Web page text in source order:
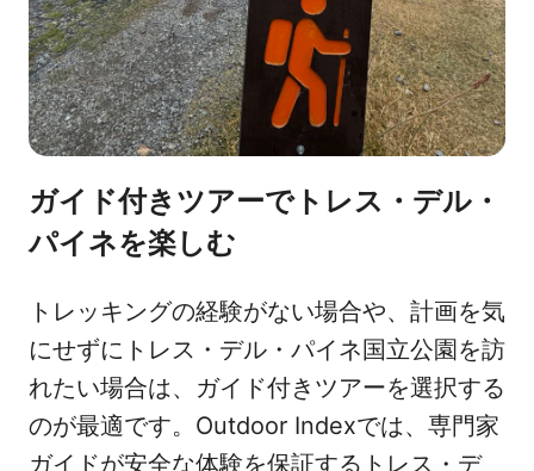
ガイド付きツアーでトレス・デル・
パイネを楽しむ
トレッキングの経験がない場合や、計画を気
にせずにトレス・デル・パイネ国立公園を訪
れたい場合は、ガイド付きツアーを選択する
のが最適です。Outdoor Indexでは、専門家
ガイドが安全な体験を保証するトレス・デ